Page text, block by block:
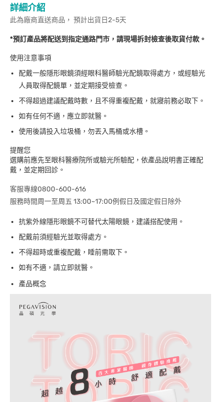
詳細介紹
此為廠商直送商品， 預計出貨日2-5天
*預訂產品將配送到指定通路門市，請現場拆封檢查後取貨付款。
使用注意事項
配戴一般隱形眼鏡須經眼科醫師驗光配鏡取得處方，或經驗光
人員取得配鏡單，並定期接受檢查。
不得超過建議配戴時數，且不得重複配戴，就寢前務必取下。
如有任何不適，應立即就醫。
使用後請投入垃圾桶，勿丟入馬桶或水槽。
提醒您
選購前應先至眼科醫療院所或驗光所驗配，依產品說明書正確配
戴，並定期回診。
客服專線0800-600-616
服務時間周一至周五 13:00~17:00例假日及國定假日除外
抗紫外線隱形眼鏡不可替代太陽眼鏡，建議搭配使用。
配戴前須經驗光並取得處方。
不得超時或重複配戴，睡前需取下。
如有不適，請立即就醫。
產品概念